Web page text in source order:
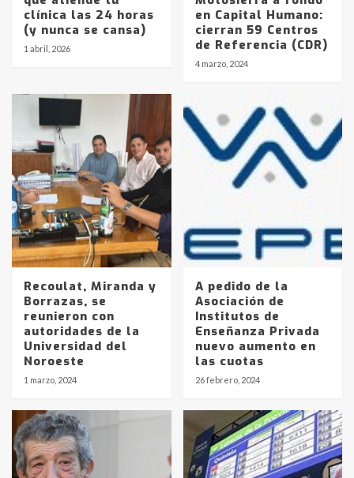
clínica las 24 horas
(y nunca se cansa)
1 abril, 2026
en Capital Humano:
cierran 59 Centros
de Referencia (CDR)
4 marzo, 2024
Recoulat, Miranda y
Borrazas, se
reunieron con
autoridades de la
Universidad del
Noroeste
1 marzo, 2024
A pedido de la
Asociación de
Institutos de
Enseñanza Privada
nuevo aumento en
las cuotas
26 febrero, 2024
Identidad de los adolescentes
pampeanos que fueron
en la mañana del lunes
Accidente en Ruta 5: falleció un
joven de Trenque Lauquen